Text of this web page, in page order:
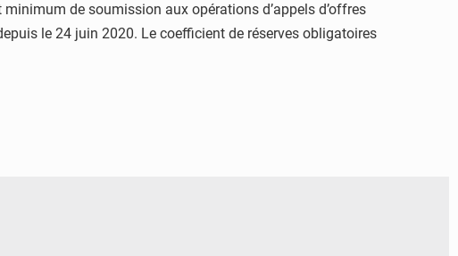
de soumission aux opérations d’appels d’offres
le 24 juin 2020. Le coefficient de réserves obligatoires